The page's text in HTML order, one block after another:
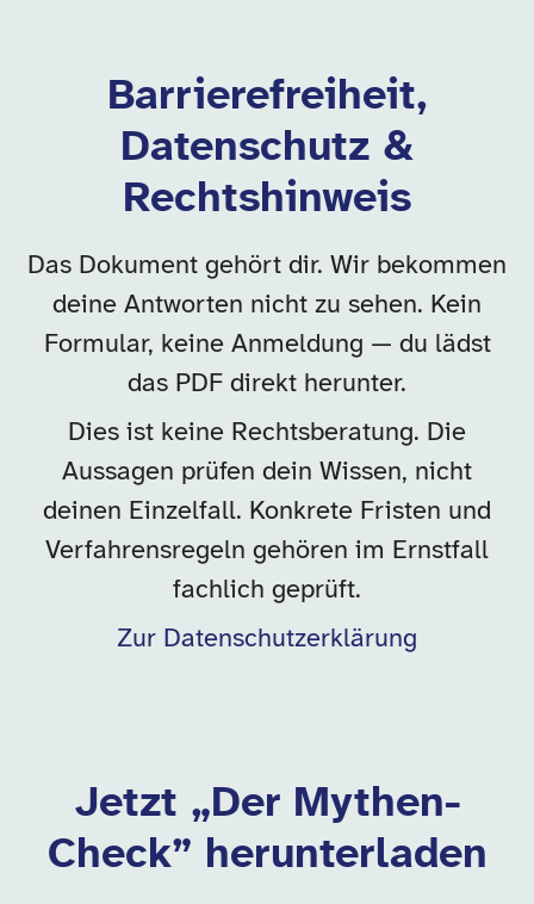
Barrierefreiheit,
Datenschutz &
Rechtshinweis
Das Dokument gehört dir. Wir bekommen
deine Antworten nicht zu sehen. Kein
Formular, keine Anmeldung — du lädst
das PDF direkt herunter.
Dies ist keine Rechtsberatung. Die
Aussagen prüfen dein Wissen, nicht
deinen Einzelfall. Konkrete Fristen und
Verfahrensregeln gehören im Ernstfall
fachlich geprüft.
Zur Datenschutzerklärung
Jetzt „Der Mythen-
Check” herunterladen